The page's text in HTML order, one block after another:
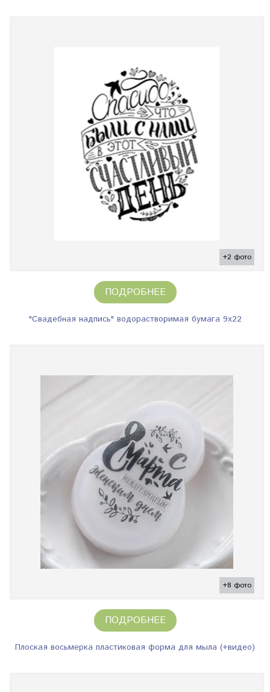
+2 фото
ПОДРОБНЕЕ
"Свадебная надпись" водорастворимая бумага 9х22
+8 фото
ПОДРОБНЕЕ
Плоская восьмерка пластиковая форма для мыла (+видео)